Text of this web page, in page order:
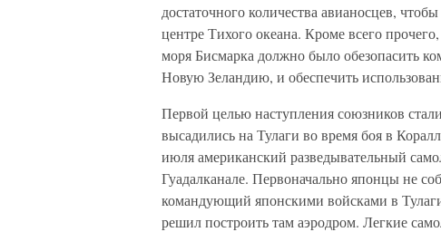
достаточного количества авианосцев,
центре Тихого океана. Кроме всего
моря Бисмарка должно было обезопасить
Новую Зеландию, и обеспечить
Первой целью наступления союзников
высадились на Тулаги во время боя в
июля американский разведывательный
Гуадалканале. Первоначально японцы не
командующий японскими войсками в
решил построить там аэродром. Легкие